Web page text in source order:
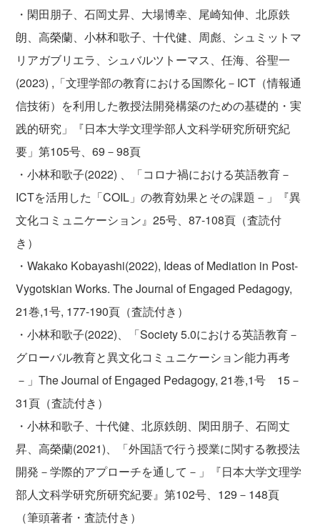
・閑田朋子、石岡丈昇、大場博幸、尾崎知伸、北原鉄
朗、高榮蘭、小林和歌子、十代健、周彪、シュミットマ
リアガブリエラ、シュバルツトーマス、任海、谷聖一
(2023) ,「文理学部の教育における国際化－ICT（情報通
信技術）を利用した教授法開発構築のための基礎的・実
践的研究」『日本大学文理学部人文科学研究所研究紀
要」第105号、69－98頁
・小林和歌子(2022) 、「コロナ禍における英語教育－
ICTを活用した「COIL」の教育効果とその課題－」『異
文化コミュニケーション』25号、87-108頁（査読付
き）
・Wakako Kobayashi(2022), Ideas of Mediation in Post-
Vygotskian Works. The Journal of Engaged Pedagogy,
21巻,1号, 177-190頁（査読付き）
・小林和歌子(2022)、「Society 5.0における英語教育－
グローバル教育と異文化コミュニケーション能力再考
－」The Journal of Engaged Pedagogy, 21巻,1号 15－
31頁（査読付き）
・小林和歌子、十代健、北原鉄朗、閑田朋子、石岡丈
昇、高榮蘭(2021)、「外国語で行う授業に関する教授法
開発－学際的アプローチを通して－」『日本大学文理学
部人文科学研究所研究紀要』第102号、129－148頁
（筆頭著者・査読付き）